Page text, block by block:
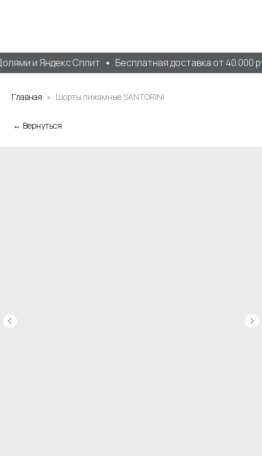
и Яндекс Сплит Бесплатная доставка от 40.000
Главная Шорты пижамные SANTORINI
← Вернуться